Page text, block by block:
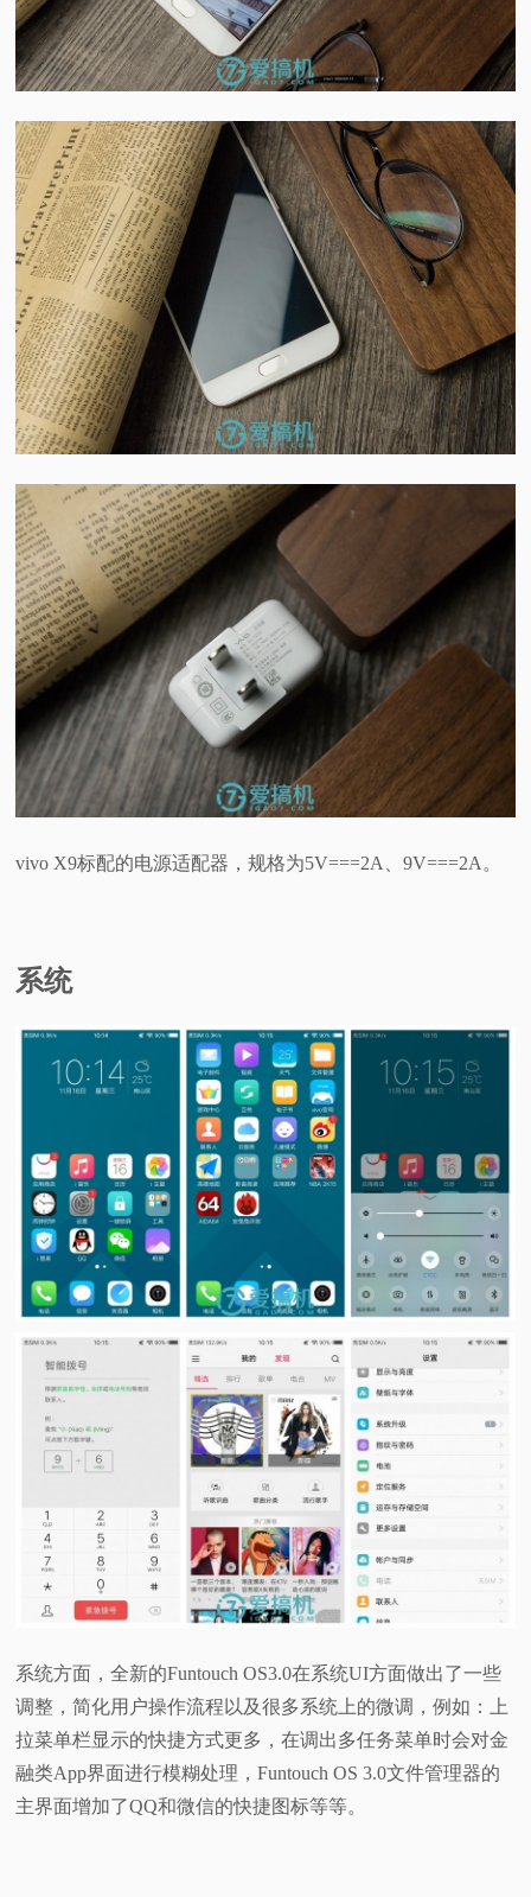
vivo X9标配的电源适配器，规格为5V===2A、9V===2A。
系统
系统方面，全新的Funtouch OS3.0在系统UI方面做出了一些
调整，简化用户操作流程以及很多系统上的微调，例如：上
拉菜单栏显示的快捷方式更多，在调出多任务菜单时会对金
融类App界面进行模糊处理，Funtouch OS 3.0文件管理器的
主界面增加了QQ和微信的快捷图标等等。